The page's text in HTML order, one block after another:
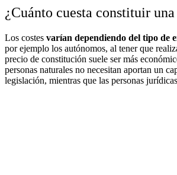
¿Cuánto cuesta constituir una
Los costes varían dependiendo del tipo de
por ejemplo los autónomos, al tener que
precio de constitución suele ser más
personas naturales no necesitan aportan un
legislación, mientras que las personas